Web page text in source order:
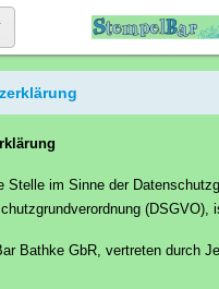
Stelle im Sinne der
(DSGVO),
Bathke GbR, vertreten durch